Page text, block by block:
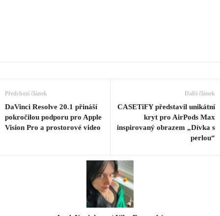
Předchozí článek
DaVinci Resolve 20.1 přináší
pokročilou podporu pro Apple
Vision Pro a prostorové video
Další článek
CASETiFY představil unikátní
kryt pro AirPods Max
inspirovaný obrazem „Dívka s
perlou“